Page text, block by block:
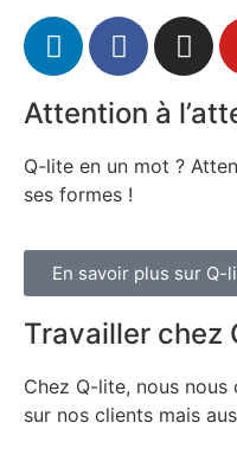
Attention à
Q-lite en un mot ?
ses formes !
En savoir plus sur Q-
Travailler chez
Chez Q-lite, nous
sur nos clients mais